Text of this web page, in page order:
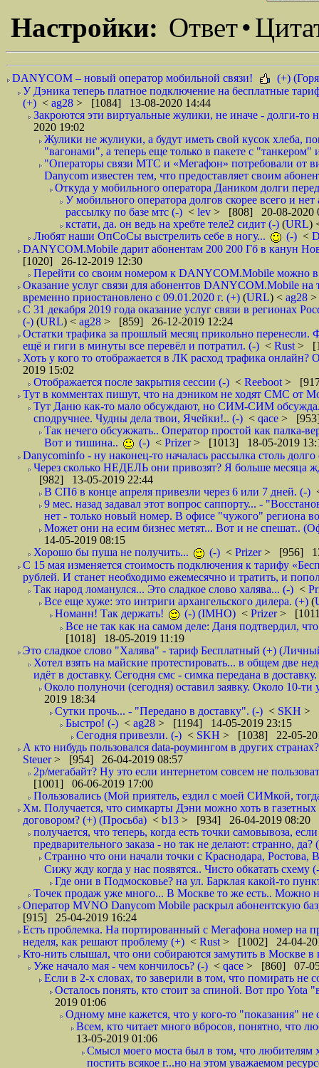
Настройки: Ответ•
DANYCOM – новый оператор мобильной связи!
(+)
У Дэника теперь платное подключение на бесплатные
(+) < ag28 > [1084] 13-08-2020 14:44
Закроются эти виртуальные жулики, не иначе - долги-то
2020 19:02
Жулики не жулиуки, а будут иметь свой кусок хлеба,
"вагонами", а теперь еще только в пакете с
"Операторы связи МТС и «Мегафон» потребовали от
Danycom известен тем, что предоставляет своим
Откуда у мобильного оператора Даником долги
У мобильного оператора долгов скорее всего и
рассылку по базе мтс (-) < lev > [808] 20-08-2020
кстати, да. он ведь на хребте теле2 сидит (-) (URL)
Любят наши ОпСоСы выстрелить себе в ногу...
(-) <
DANYCOM.Mobile дарит абонентам 200 200 Гб в канун
[1020] 26-12-2019 12:30
Перейти со своим номером к DANYCOM.Mobile можно в
Оказание услуг связи для абонентов DANYCOM.Mobile
временно приостановлено с 09.01.2020 г. (+) (URL) < ag28 >
С 31 декабря 2019 года оказание услуг связи в регионах
(-) (URL) < ag28 > [859] 26-12-2019 12:24
Остатки трафика за прошлый месяц прикольно
ещё и гиги в минуты все перевёл и потратил. (-) < Rust >
Хоть у кого то отображается в ЛК расход трафика
2019 15:02
Отображается после закрытия сессии (-) < Reeboot >
Тут в комментах пишут, что на дэником не ходят СМС от
Тут Даню как-то мало обсуждают, но СИМ-СИМ
сподручнее. Чудны дела твои, Ячейки!.. (-) < qace > [953]
Так нечего обсужжать.. Оператор простой как палка-
Вот и тишина..
(-) < Prizer> [1013] 18-05-2019
Danycominfo - ну наконец-то началась рассылка столь
Через сколько НЕДЕЛЬ они привозят? Я больше месяца
[982] 13-05-2019 22:44
В СПб в конце апреля привезли через 6 или 7 дней. (-)
9 мес. назад задавал этот вопрос саппорту... -
нет - только новый номер. В офисе "чужого" региона
Может они на есим бизнес метят... Вот и не спешат..
14-05-2019 08:15
Хорошо бы пуша не получить...
(-) < Prizer> [956]
С 15 мая изменяется стоимость подключения к тарифу
рублей. И станет необходимо ежемесячно и тратить, и
Так народ ломанулся... Это сладкое слово халява... (-) <
Все еще хуже: это интриги архангельского дилера. (+) (
Номанн! Так держать!
(-) (IMHO) < Prizer>
Все не так как на самом деле: Даня подтвердил,
[1018] 18-05-2019 11:19
Это сладкое слово "Халява" - тариф Бесплатный (+)
Хотел взять на майские протестировать... в общем две
идёт в доставку. Сегодня смс - симка передана в
Около полуночи (сегодня) оставил заявку. Около 10-ти
2019 18:34
Сутки прочь... - "Передано в доставку". (-) < SKH >
Быстро! (-) < ag28 > [1194] 14-05-2019 23:15
Сегодня привезли. (-) < SKH > [1038] 22-05-
А кто нибудь пользовался data-роумингом в других
Steuer> [954] 26-04-2019 08:57
2р/мегабайт? Ну это если интернетом совсем не
[1001] 06-06-2019 17:00
Пользовались (Мой приятель, ездил с моей СИМкой,
Хм. Получается, что симкарты Дэни можно хоть в газетных
договором? (+) (Просьба) < b13 > [934] 26-04-2019 08:20
получается, что теперь, когда есть точки самовывоза,
предварительного заказа - но так не делают: странно, да?
Странно что они начали точки с Краснодара,
Сижу жду когда у нас появятся.. Чисто обкатать схему
Где они в Подмосковье? на ул. Барклая какой-то
Точек продаж уже много... В Москве то же есть.. Можно
Оператор MVNO Danycom Mobile раскрыл абонентскую
[915] 25-04-2019 16:24
Есть проблемка. На портированный с Мегафона номер на
неделя, как решают проблему (+) < Rust > [1002] 24-04-
Кто-нить слышал, что они собираются замутить в Москве в
Уже начало мая - чем кончилось? (-) < qace > [860] 07-
Если в 2-х словах, то заверили в том, что помирать не
Осталось понять, кто стоит за спиной. Вот про Yota
2019 01:06
Одному мне кажется, что у кого-то "показания" не
Всем, кто читает много вбросов, понятно, что
13-05-2019 01:06
Смысл моего моста был в том, что любителям
постить всякое г...но на этом уважаемом